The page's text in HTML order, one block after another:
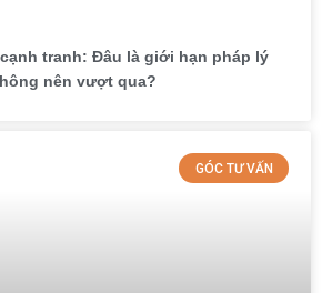
tranh: Đâu là giới hạn pháp lý
nên vượt qua?
GÓC TƯ VẤN